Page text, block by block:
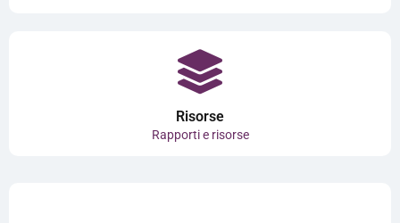
Risorse
Rapporti e risorse